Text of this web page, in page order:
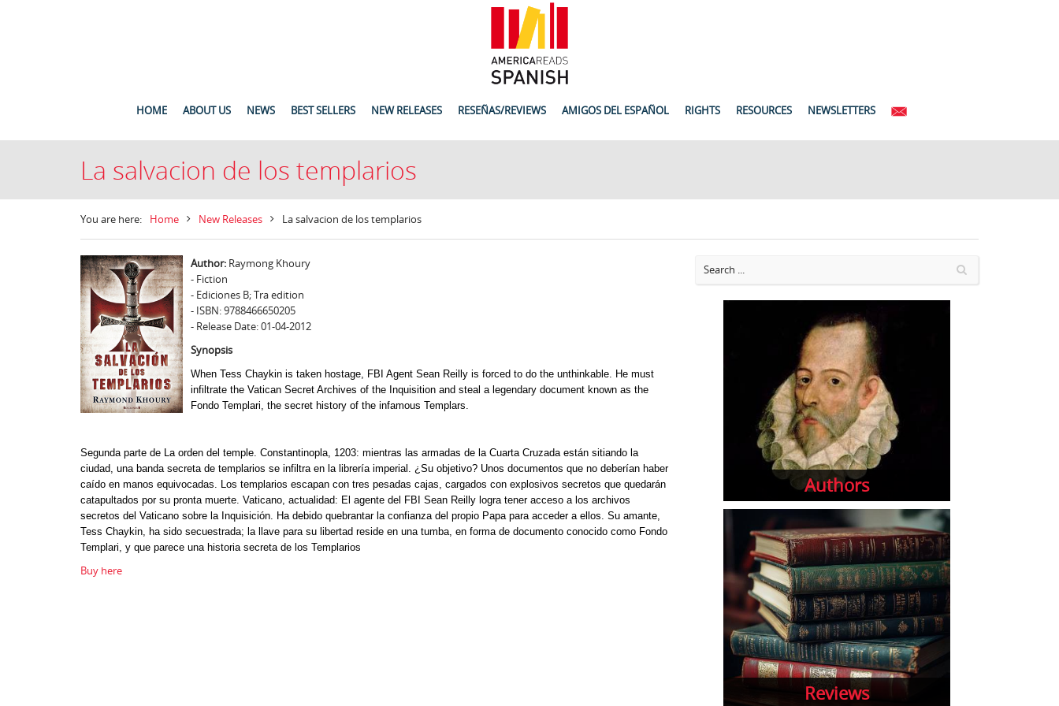
HOME ABOUT US NEWS BEST SELLERS NEW RELEASES RESEÑAS/REVIEWS AMIGOS DEL ESPAÑOL RIGHTS RESOURCES NEWSLETTERS
La salvacion de los templarios
You are here: Home New Releases La salvacion de los templarios
Author:Raymong Khoury
- Fiction
- Ediciones B; Tra edition
- ISBN: 9788466650205
- Release Date: 01-04-2012
Synopsis
When Tess Chaykin is taken hostage, FBI Agent Sean Reilly is forced to do the unthinkable. He must
infiltrate the Vatican Secret Archives of the Inquisition and steal a legendary document known as the
Fondo Templari, the secret history of the infamous Templars.
Segunda parte de La orden del temple. Constantinopla, 1203: mientras las armadas de la Cuarta Cruzada están sitiando la
ciudad, una banda secreta de templarios se infiltra en la librería imperial. ¿Su objetivo? Unos documentos que no deberían haber
caído en manos equivocadas. Los templarios escapan con tres pesadas cajas, cargados con explosivos secretos que quedarán
catapultados por su pronta muerte. Vaticano, actualidad: El agente del FBI Sean Reilly logra tener acceso a los archivos
secretos del Vaticano sobre la Inquisición. Ha debido quebrantar la confianza del propio Papa para acceder a ellos. Su amante,
Tess Chaykin, ha sido secuestrada; la llave para su libertad reside en una tumba, en forma de documento conocido como Fondo
Templari, y que parece una historia secreta de los Templarios
Buy here
Authors
Reviews